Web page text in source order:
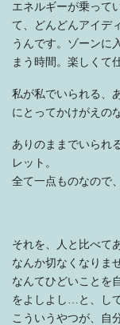
エネルギーが乗って
て、どんどんアイデ
うんです。ゾーンに
まう時間。楽しくて
私が私でいられる、
にとってかけがえの
ありのままでいられ
レット。
全て一点ものなので
それを、人と比べて
なんか切なくなりま
なんてひどいことを
をよしよし…と、し
こういうやつが、自